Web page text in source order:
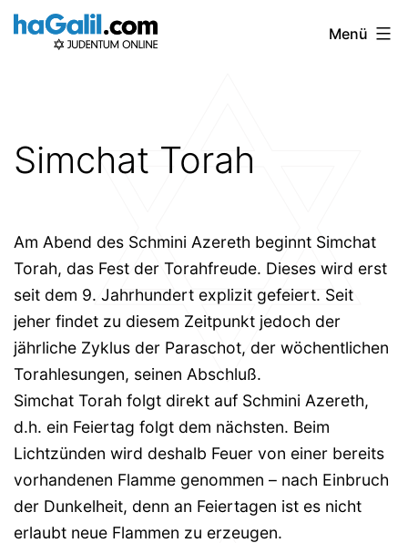
Zum
Inhalt
Menü
Simchat Torah
Am Abend des Schmini Azereth beginnt Simchat
Torah, das Fest der Torahfreude. Dieses wird erst
seit dem 9. Jahrhundert explizit gefeiert. Seit
jeher findet zu diesem Zeitpunkt jedoch der
jährliche Zyklus der Paraschot, der wöchentlichen
Torahlesungen, seinen Abschluß.
Simchat Torah folgt direkt auf Schmini Azereth,
d.h. ein Feiertag folgt dem nächsten. Beim
Lichtzünden wird deshalb Feuer von einer bereits
vorhandenen Flamme genommen – nach Einbruch
der Dunkelheit, denn an Feiertagen ist es nicht
erlaubt neue Flammen zu erzeugen.